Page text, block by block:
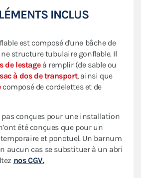
INCLUS
est composé d'une bâche de
structure tubulaire gonflable. Il
de lestageà remplir (de sable ou
sac à dos de transport, ainsi que
composé de cordelettes et de
pas conçues pour une installation
été conçues que pour un
et ponctuel. Un barnum
aucun cas se substituer à un abri
nos CGV.